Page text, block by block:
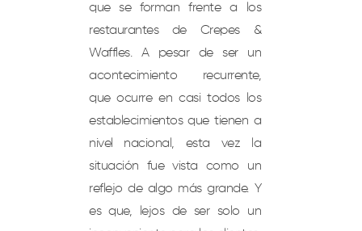
que se forman frente a los
restaurantes de Crepes &
Waffles. A pesar de ser un
acontecimiento recurrente,
que ocurre en casi todos los
establecimientos que tienen a
nivel nacional, esta vez la
situación fue vista como un
reflejo de algo más grande. Y
es que, lejos de ser solo un